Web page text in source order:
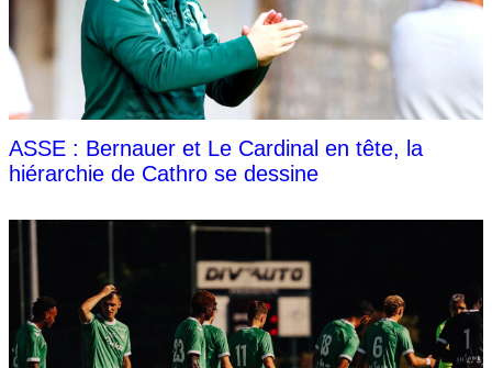
ASSE : Bernauer et Le Cardinal en tête, la
hiérarchie de Cathro se dessine